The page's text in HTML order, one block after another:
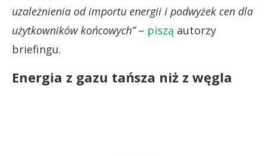
uzależnienia od importu energii i podwyżek cen dla
użytkowników końcowych”– piszą autorzy
briefingu.
Energia z gazu tańsza niż z węgla